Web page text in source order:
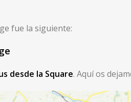
fue la siguiente:
desde la Square. Aquí os